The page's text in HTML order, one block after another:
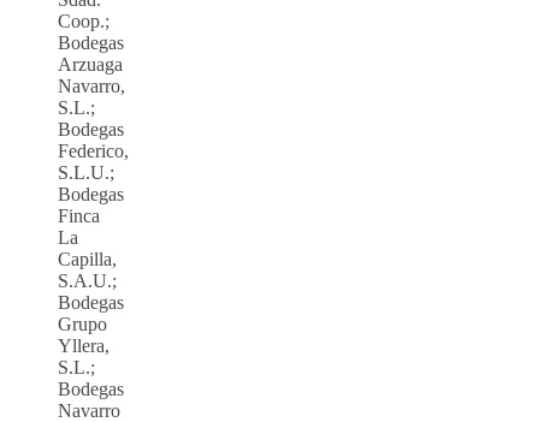
Coop.;
Bodegas
Arzuaga
Navarro,
S.L.;
Bodegas
Federico,
S.L.U.;
Bodegas
Finca
La
Capilla,
S.A.U.;
Bodegas
Grupo
Yllera,
S.L.;
Bodegas
Navarro